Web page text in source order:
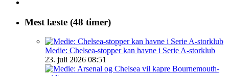
Mest læste (48 timer)
Medie: Chelsea-stopper kan havne i Serie A-storklub
23. juli 2026 08:51